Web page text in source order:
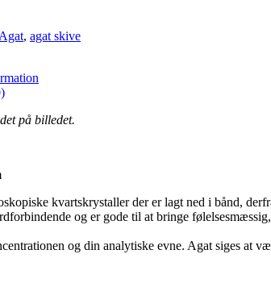
Agat, agat skive
på billedet.
kvartskrystaller der er lagt ned i bånd,
og er gode til at bringe
og din analytiske evne. Agat siges at